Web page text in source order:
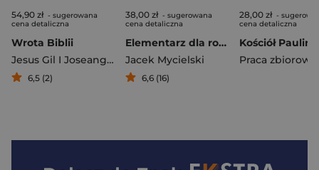
54,90 zł - sugerowana
cena detaliczna
Wrota Biblii
Jesus Gil I Joseangel Dominguez
6,5 (2)
38,00 zł - sugerowana
cena detaliczna
Elementarz dla rodziców
Jacek Mycielski
6,6 (16)
28,00 zł -
cena detaliczna
Praca zbiorowa